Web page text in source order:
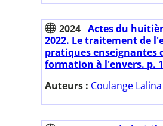
2024 Actes du
2022. Le traitement de
pratiques enseignantes
formation à l'envers. p.
Auteurs : Coulange Lalina